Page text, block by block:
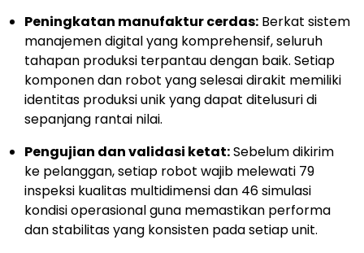
Peningkatan manufaktur cerdas: Berkat sistem
manajemen digital yang komprehensif, seluruh
tahapan produksi terpantau dengan baik. Setiap
komponen dan robot yang selesai dirakit memiliki
identitas produksi unik yang dapat ditelusuri di
sepanjang rantai nilai.
Pengujian dan validasi ketat:Sebelum dikirim
ke pelanggan, setiap robot wajib melewati 79
inspeksi kualitas multidimensi dan 46 simulasi
kondisi operasional guna memastikan performa
dan stabilitas yang konsisten pada setiap unit.